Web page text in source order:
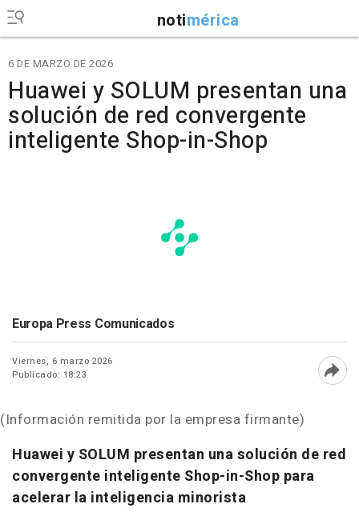
notimérica
6 DE MARZO DE 2026
Huawei y SOLUM presentan una
solución de red convergente
inteligente Shop-in-Shop
Europa Press Comunicados
Viernes, 6 marzo 2026
Publicado: 18:23
(Información remitida por la empresa firmante)
Huawei y SOLUM presentan una solución de red
convergente inteligente Shop-in-Shop para
acelerar la inteligencia minorista